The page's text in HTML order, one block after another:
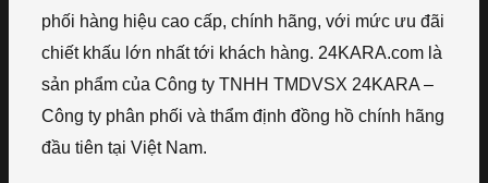
phối hàng hiệu cao cấp, chính hãng, với mức ưu đãi
chiết khấu lớn nhất tới khách hàng. 24KARA.com là
sản phẩm của Công ty TNHH TMDVSX 24KARA –
Công ty phân phối và thẩm định đồng hồ chính hãng
đầu tiên tại Việt Nam.